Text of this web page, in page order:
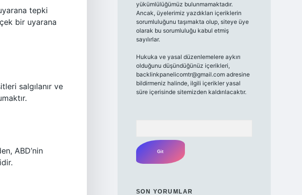
tepki
bir uyarana
salgılanır ve
ABD’nin
yükümlülüğümüz bulunmamaktadır.
Ancak, üyelerimiz yazdıkları içeriklerin
sorumluluğunu taşımakta olup, siteye üye
olarak bu sorumluluğu kabul etmiş
sayılırlar.
Hukuka ve yasal düzenlemelere aykırı
olduğunu düşündüğünüz içerikleri,
backlinkpanelicomtr@gmail.comadresine
bildirmeniz halinde, ilgili içerikler yasal
süre içerisinde sitemizden kaldırılacaktır.
SON YORUMLAR